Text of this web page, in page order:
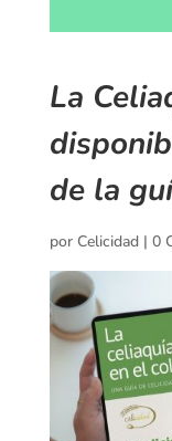
La
de la
por Celicidad| 0